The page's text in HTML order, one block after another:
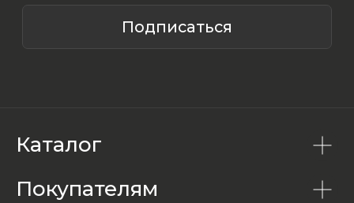
Каталог
Покупателям